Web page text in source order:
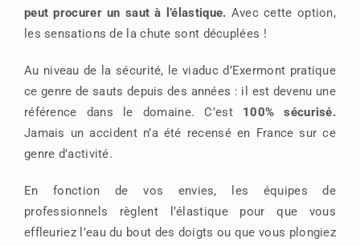
peut procurer un saut à l’élastique. Avec cette option,
les sensations de la chute sont décuplées !
Au niveau de la sécurité, le viaduc d’Exermont pratique
ce genre de sauts depuis des années : il est devenu une
référence dans le domaine. C’est 100% sécurisé.
Jamais un accident n’a été recensé en France sur ce
genre d’activité.
En fonction de vos envies, les équipes de
professionnels règlent l’élastique pour que vous
effleuriez l’eau du bout des doigts ou que vous plongiez